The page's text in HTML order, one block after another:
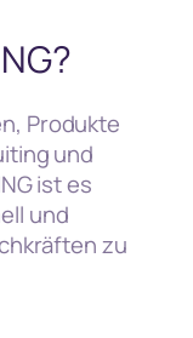
Produkte
und
ist es
und
zu